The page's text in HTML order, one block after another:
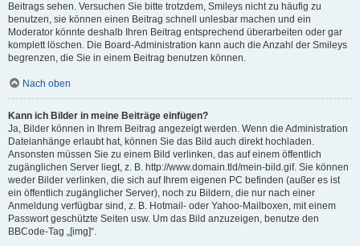
Beitrags sehen. Versuchen Sie bitte trotzdem, Smileys nicht zu häufig zu
benutzen, sie können einen Beitrag schnell unlesbar machen und ein
Moderator könnte deshalb Ihren Beitrag entsprechend überarbeiten oder gar
komplett löschen. Die Board-Administration kann auch die Anzahl der Smileys
begrenzen, die Sie in einem Beitrag benutzen können.
Nach oben
Kann ich Bilder in meine Beiträge einfügen?
Ja, Bilder können in Ihrem Beitrag angezeigt werden. Wenn die Administration
Dateianhänge erlaubt hat, können Sie das Bild auch direkt hochladen.
Ansonsten müssen Sie zu einem Bild verlinken, das auf einem öffentlich
zugänglichen Server liegt, z. B. http://www.domain.tld/mein-bild.gif. Sie können
weder Bilder verlinken, die sich auf Ihrem eigenen PC befinden (außer es ist
ein öffentlich zugänglicher Server), noch zu Bildern, die nur nach einer
Anmeldung verfügbar sind, z. B. Hotmail- oder Yahoo-Mailboxen, mit einem
Passwort geschützte Seiten usw. Um das Bild anzuzeigen, benutze den
BBCode-Tag „[img]“.